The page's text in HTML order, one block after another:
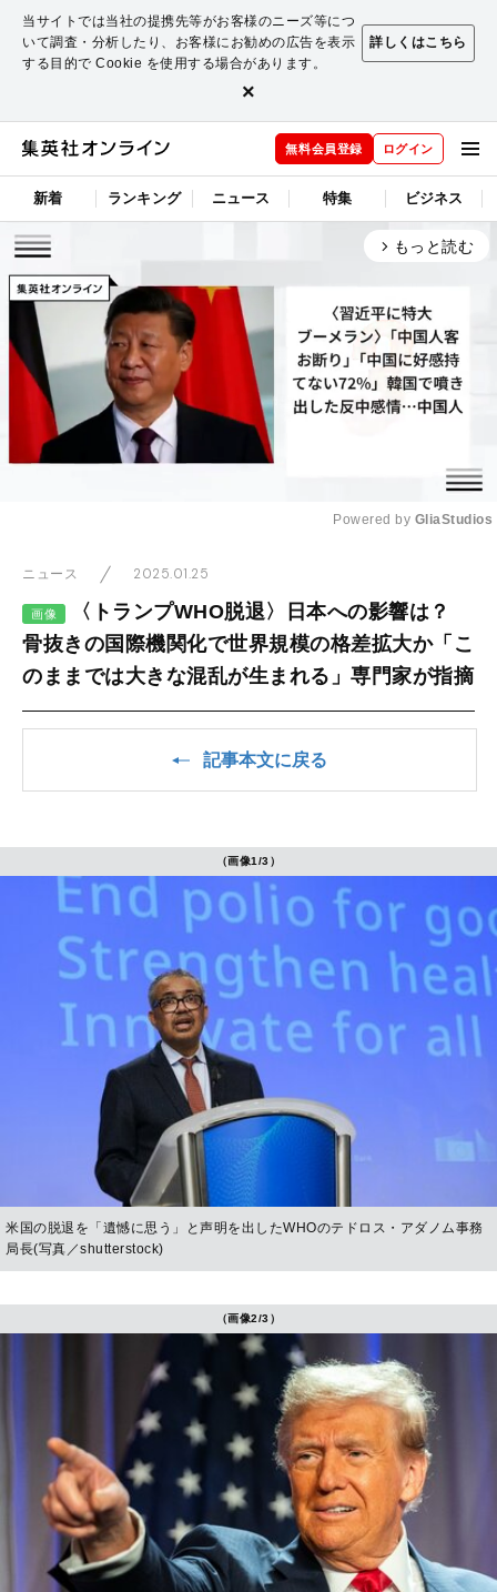
当サイトでは当社の提携先等がお客様のニーズ等につ
いて調査・分析したり、お客様にお勧めの広告を表示
する目的で Cookie を使用する場合があります。
詳しくはこちら
×
無料会員登録 ログイン
新着 ランキング ニュース 特集 ビジネス
arrow_forward_ios もっと読む
Powered by GliaStudios
ニュース 2025.01.25
画像
〈トランプWHO脱退〉日本への影響は？
骨抜きの国際機関化で世界規模の格差拡大か「こ
のままでは大きな混乱が生まれる」専門家が指摘
記事本文に戻る
（画像1/3）
米国の脱退を「遺憾に思う」と声明を出したWHOのテドロス・アダノム事務
局長(写真／shutterstock)
（画像2/3）